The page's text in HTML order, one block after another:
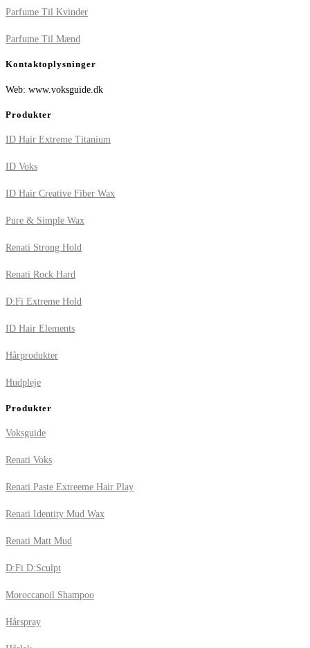
Parfume Til Kvinder
Parfume Til Mænd
Kontaktoplysninger
Web: www.voksguide.dk
Produkter
ID Hair Extreme Titanium
ID Voks
ID Hair Creative Fiber Wax
Pure & Simple Wax
Renati Strong Hold
Renati Rock Hard
D:Fi Extreme Hold
ID Hair Elements
Hårprodukter
Hudpleje
Produkter
Voksguide
Renati Voks
Renati Paste Extreeme Hair Play
Renati Identity Mud Wax
Renati Matt Mud
D:Fi D:Sculpt
Moroccanoil Shampoo
Hårspray